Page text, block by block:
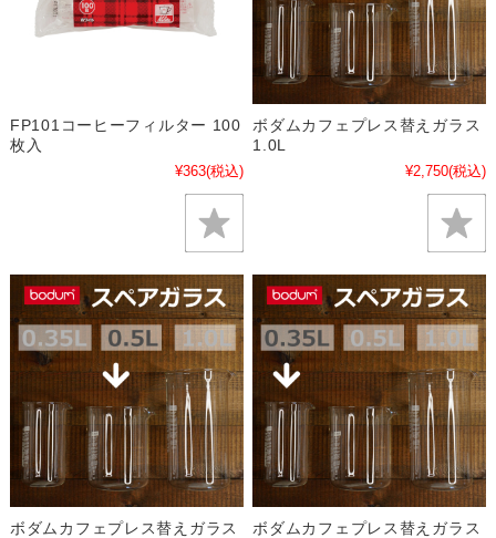
FP101コーヒーフィルター 100
枚入
¥363(税込)
ボダムカフェプレス替えガラス
1.0L
¥2,750(税込)
ボダムカフェプレス替えガラス ボダムカフェプレス替えガラス